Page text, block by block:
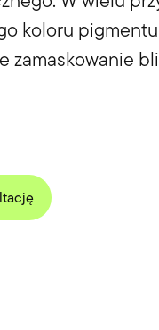
koloru
zamaskowanie